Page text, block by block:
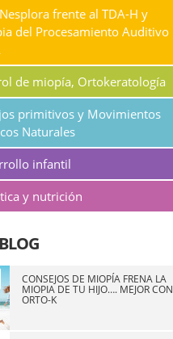
frente al TDA-H y
del Procesamiento Auditivo
de miopía, Ortokeratología
primitivos y Movimientos
Naturales
infantil
y nutrición
CONSEJOS DE MIOPÍA FRENA LA
MIOPIA DE TU HIJO…. MEJOR CON
ORTO-K